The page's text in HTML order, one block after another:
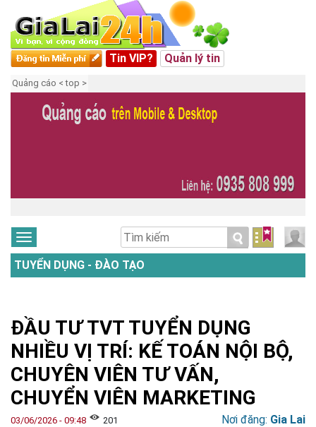
Tin VIP? Quản lý tin
Quảng cáo < top >
TUYỂN DỤNG - ĐÀO TẠO
ĐẦU TƯ TVT TUYỂN DỤNG
NHIỀU VỊ TRÍ: KẾ TOÁN NỘI BỘ,
CHUYÊN VIÊN TƯ VẤN,
CHUYỂN VIÊN MARKETING
03/06/2026 - 09:48 201 Nơi đăng: Gia Lai